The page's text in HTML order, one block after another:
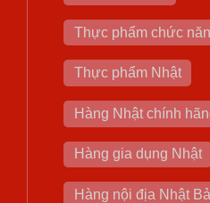
Thực phẩm chức
Thực phẩm Nhật
Hàng Nhật chính
Hàng gia dụng Nhật
Hàng nội địa Nhật